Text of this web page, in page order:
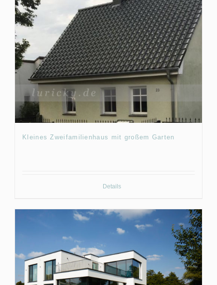
Kleines Zweifamilienhaus mit großem Garten
Details